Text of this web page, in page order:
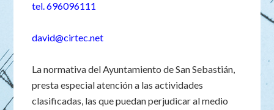
tel. 696096111
david@cirtec.net
La normativa del Ayuntamiento de San Sebastián,
presta especial atención a las actividades
clasificadas, las que puedan perjudicar al medio